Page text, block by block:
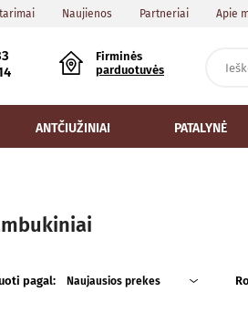
Naujienos Partneriai Apie
Firminės
parduotuvės
ANTČIUŽINIAI PATALYNĖ
pagal: Naujausios prekes